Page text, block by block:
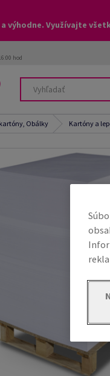
výhodne. Využívajte
hod
Obálky Kartóny a